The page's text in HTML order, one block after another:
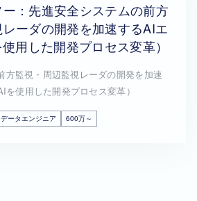
：先進安全システムの前方
ーダの開発を加速するAIエ
用した開発プロセス変革）
方監視・周辺監視レーダの開発を加速
使用した開発プロセス変革）
データエンジニア 600万～